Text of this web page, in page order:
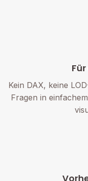
Kein DAX, keine
Fragen in